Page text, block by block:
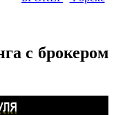
с брокером